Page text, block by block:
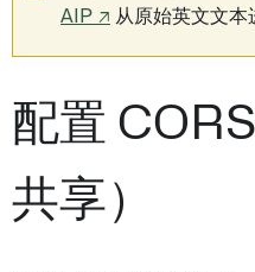
AIP ↗ 从原始英文文本
配置
共享）